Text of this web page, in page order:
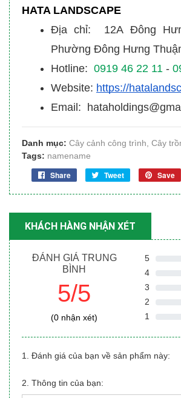
HATA LANDSCAPE
Địa chỉ: 12A Đông
Phường Đông Hưng
Hotline: 0919 46 22 11 -
Website: https://
Email:
Danh mục: Cây cảnh công trình Cây
Tags: namename
Share Tweet Save
KHÁCH HÀNG NHẬN XÉT
ĐÁNH GIÁ TRUNG
BÌNH
5/5
(0 nhận xét)
5
4
3
2
1
1. Đánh giá của bạn về sản phẩm này:
2. Thông tin của bạn: